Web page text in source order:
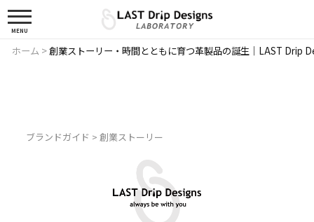
MENU
ホーム >創業ストーリー・時間とともに育つ革製品の誕生｜LAST Drip
ブランドガイド > 創業ストーリー